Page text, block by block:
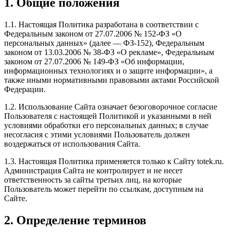
1.1. Настоящая Политика разработана в соответствии с
Федеральным законом от 27.07.2006 № 152-ФЗ «О
персональных данных» (далее — ФЗ-152), Федеральным
законом от 13.03.2006 № 38-ФЗ «О рекламе», Федеральным
законом от 27.07.2006 № 149-ФЗ «Об информации,
информационных технологиях и о защите информации», а
также иными нормативными правовыми актами Российской
Федерации.
1.2. Использование Сайта означает безоговорочное согласие
Пользователя с настоящей Политикой и указанными в ней
условиями обработки его персональных данных; в случае
несогласия с этими условиями Пользователь должен
воздержаться от использования Сайта.
1.3. Настоящая Политика применяется только к Сайту totek.ru.
Администрация Сайта не контролирует и не несет
ответственность за сайты третьих лиц, на которые
Пользователь может перейти по ссылкам, доступным на
Сайте.
2. Определение терминов